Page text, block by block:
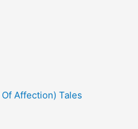
Affection) Tales